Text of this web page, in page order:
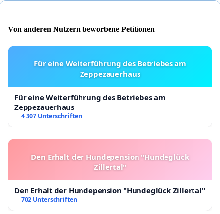
Von anderen Nutzern beworbene Petitionen
Für eine Weiterführung des Betriebes am
Zeppezauerhaus
Für eine Weiterführung des Betriebes am
Zeppezauerhaus
4 307 Unterschriften
Den Erhalt der Hundepension "Hundeglück
Zillertal"
Den Erhalt der Hundepension "Hundeglück Zillertal"
702 Unterschriften